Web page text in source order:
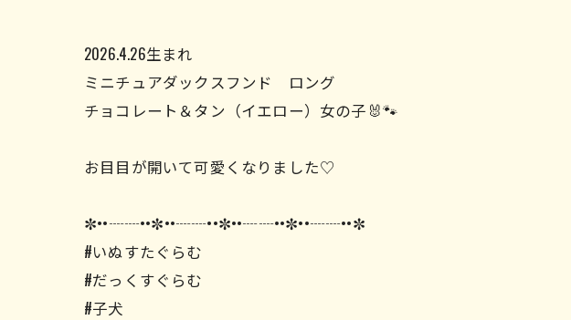
2026.4.26生まれ
ミニチュアダックスフンド ロング
チョコレート＆タン（イエロー）女の子🐰🐾
お目目が開いて可愛くなりました♡
✼••┈┈••✼••┈┈••✼••┈┈••✼••┈┈••✼
#いぬすたぐらむ
#だっくすぐらむ
#子犬